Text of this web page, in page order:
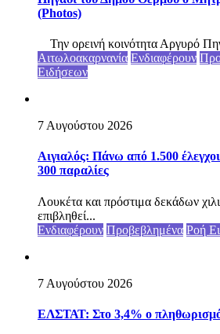
(Photos)
Την ορεινή κοινότητα Αργυρό
Αιτωλοακαρνανία Ενδιαφέρουν
Ειδήσεων
7 Αυγούστου 2026
Αιγιαλός: Πάνω από 1.500
300 παραλίες
Λουκέτα και πρόστιμα δεκάδων
επιβληθεί...
Ενδιαφέρουν Προβεβλημένα Ροή
7 Αυγούστου 2026
ΕΛΣΤΑΤ: Στο 3,4% ο